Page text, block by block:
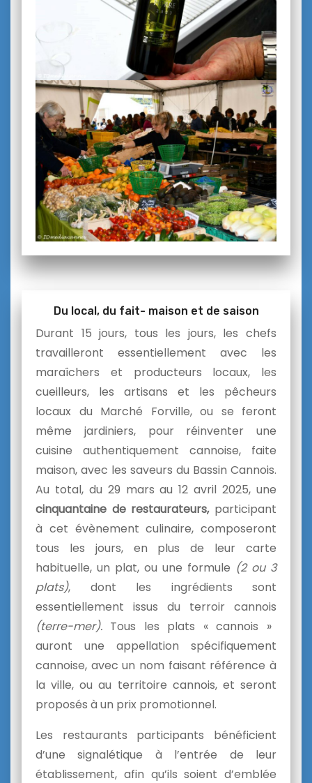
Du local, du fait- maison et de saison
Durant 15 jours, tous les jours, les chefs
travailleront essentiellement avec les
maraîchers et producteurs locaux, les
cueilleurs, les artisans et les pêcheurs
locaux du Marché Forville, ou se feront
même jardiniers, pour réinventer une
cuisine authentiquement cannoise, faite
maison, avec les saveurs du Bassin Cannois.
Au total, du 29 mars au 12 avril 2025, une
cinquantaine de restaurateurs,participant
à cet évènement culinaire, composeront
tous les jours, en plus de leur carte
habituelle, un plat, ou une formule (2 ou 3
plats), dont les ingrédients sont
essentiellement issus du terroir cannois
(terre-mer). Tous les plats « cannois »
auront une appellation spécifiquement
cannoise, avec un nom faisant référence à
la ville, ou au territoire cannois, et seront
proposés à un prix promotionnel.
Les restaurants participants bénéficient
d’une signalétique à l’entrée de leur
établissement, afin qu’ils soient d’emblée